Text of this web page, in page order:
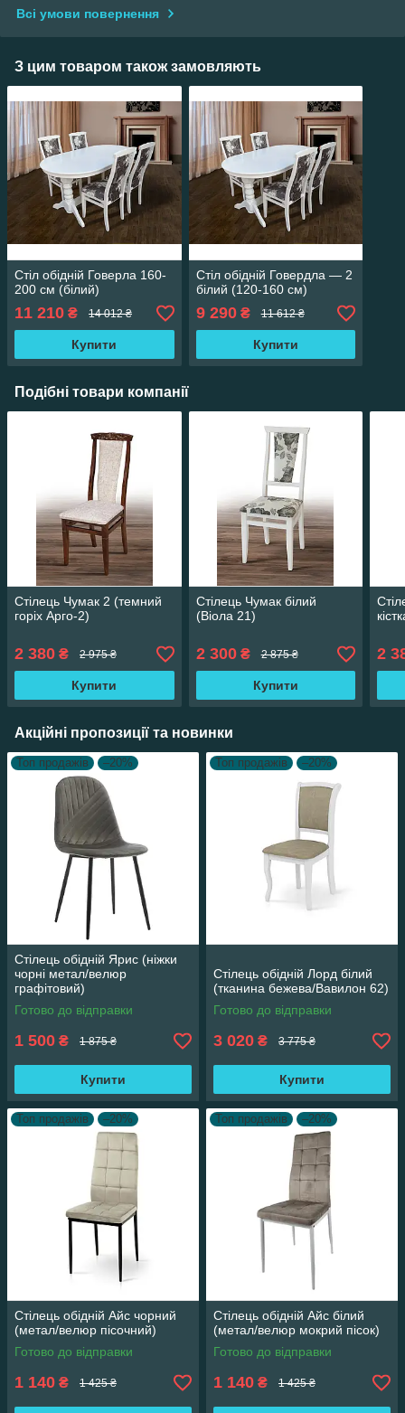
Всі умови повернення
З цим товаром також замовляють
Стіл обідній Говерла 160-
200 см (білий)
11 210 ₴ 14 012 ₴
Купити
Стіл обідній Говердла — 2
білий (120-160 см)
9 290₴ 11 612 ₴
Купити
Подібні товари компанії
Стілець Чумак 2 (темний
горіх Арго-2)
2 380 ₴ 2 975 ₴
Купити
Стілець Чумак білий
(Віола 21)
2 300₴ 2 875 ₴
Купити
2
Акційні пропозиції та новинки
Топ продажів –20%
Стілець обідній Ярис (ніжки
чорні метал/велюр
графітовий)
Готово до відправки
1 500 ₴ 1 875 ₴
Купити
Топ продажів –20%
Стілець обідній Лорд білий
(тканина бежева/Вавилон 62)
Готово до відправки
3 020 ₴ 3 775 ₴
Купити
Топ продажів –20%
Стілець обідній Айс чорний
(метал/велюр пісочний)
Готово до відправки
1 140 ₴ 1 425 ₴
Топ продажів –20%
Стілець обідній Айс білий
(метал/велюр мокрий пісок)
Готово до відправки
1 140 ₴ 1 425 ₴